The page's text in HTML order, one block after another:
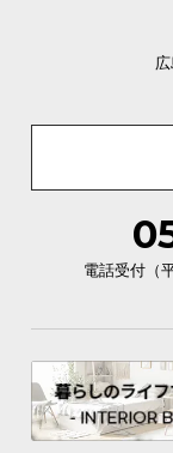
電話受付（